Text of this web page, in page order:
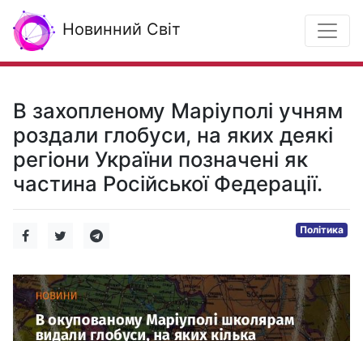
Новинний Світ
В захопленому Маріуполі учням
роздали глобуси, на яких деякі
регіони України позначені як
частина Російської Федерації.
Політика